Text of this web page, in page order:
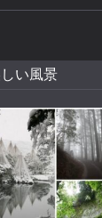
い風景